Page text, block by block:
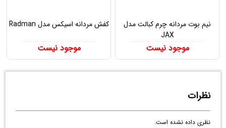
نیم بوت مردانه چرم کبالت مدل
JAX
موجود نیست
کفش مردانه اسیکس مدل Radman
موجود نیست
نظرات
نظری داده نشده است.